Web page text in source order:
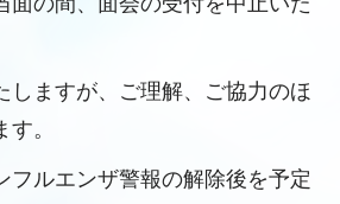
しますが、ご理解、ご協力のほ
。
フルエンザ警報の解除後を予定